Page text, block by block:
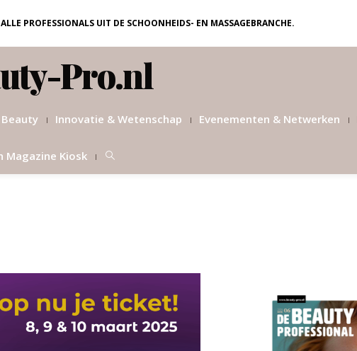
PROFESSIONALS UIT DE SCHOONHEIDS- EN MASSAGEBRANCHE.
Pro.nl
Innovatie & Wetenschap Evenementen & Netwerken
Magazine Kiosk